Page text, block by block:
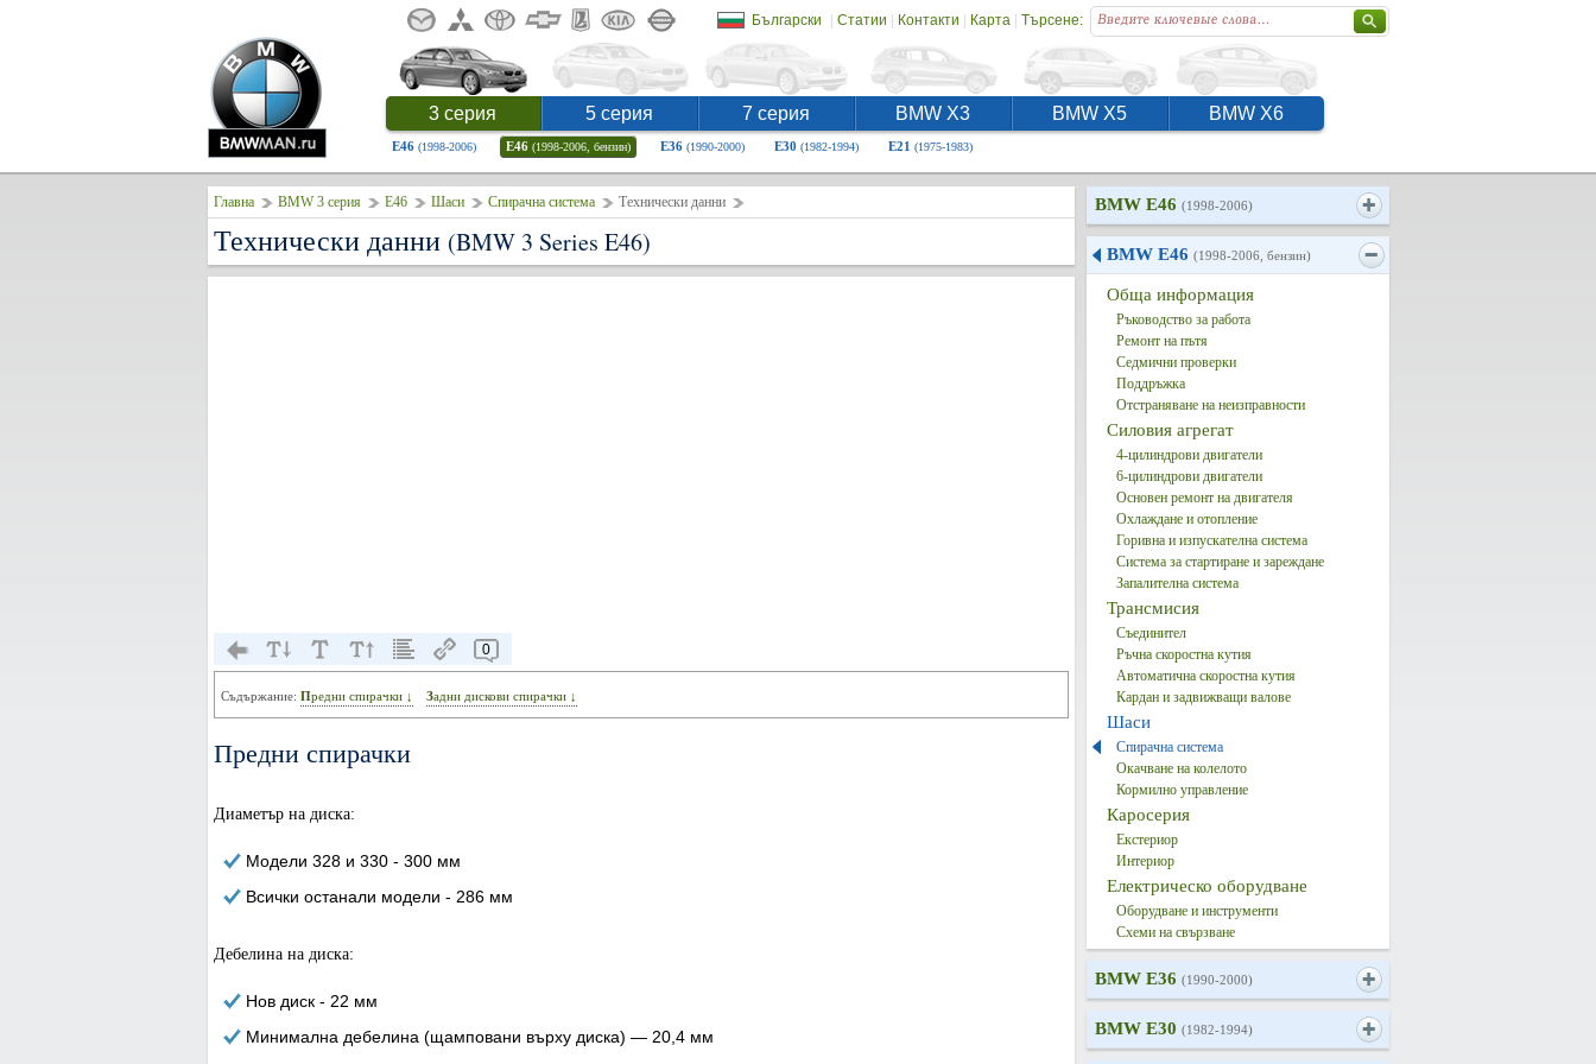
Български | Статии | Контакти | Карта| Търсене:
3 серия 5 серия 7 серия BMW X3 BMW X5 BMW X6
E46 (1998-2006) E46 (1998-2006, бензин) E36 (1990-2000) E30 (1982-1994) E21 (1975-1983)
Главна BMW 3 серия E46 Шаси Спирачна система Технически данни
Технически данни (BMW 3 Series E46)
0
Съдържание: Предни спирачки ↓ Задни дискови спирачки ↓
Предни спирачки
Диаметър на диска:
Модели 328 и 330 - 300 мм
Всички останали модели - 286 мм
Дебелина на диска:
Нов диск - 22 мм
Минимална дебелина (щамповани върху диска) — 20,4 мм
BMW E46 (1998-2006)
BMW E46 (1998-2006, бензин)
Обща информация
Ръководство за работа
Ремонт на пътя
Седмични проверки
Поддръжка
Отстраняване на неизправности
Силовия агрегат
4-цилиндрови двигатели
6-цилиндрови двигатели
Основен ремонт на двигателя
Охлаждане и отопление
Горивна и изпускателна система
Система за стартиране и зареждане
Запалителна система
Трансмисия
Съединител
Ръчна скоростна кутия
Автоматична скоростна кутия
Кардан и задвижващи валове
Шаси
Спирачна система
Окачване на колелото
Кормилно управление
Каросерия
Екстериор
Интериор
Електрическо оборудване
Оборудване и инструменти
Схеми на свързване
BMW E36 (1990-2000)
BMW E30 (1982-1994)